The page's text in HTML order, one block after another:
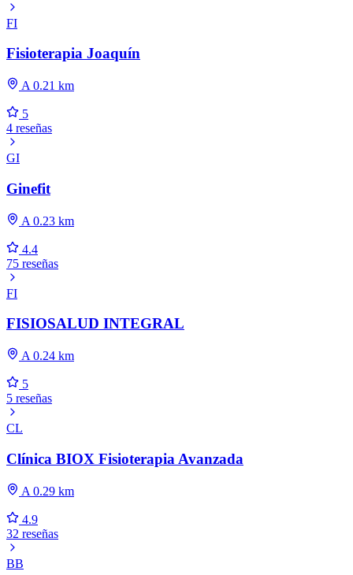
FI
Fisioterapia Joaquín
A 0.21 km
5
4 reseñas
GI
Ginefit
A 0.23 km
4.4
75 reseñas
FI
FISIOSALUD INTEGRAL
A 0.24 km
5
5 reseñas
CL
Clínica BIOX Fisioterapia Avanzada
A 0.29 km
4.9
32 reseñas
BB